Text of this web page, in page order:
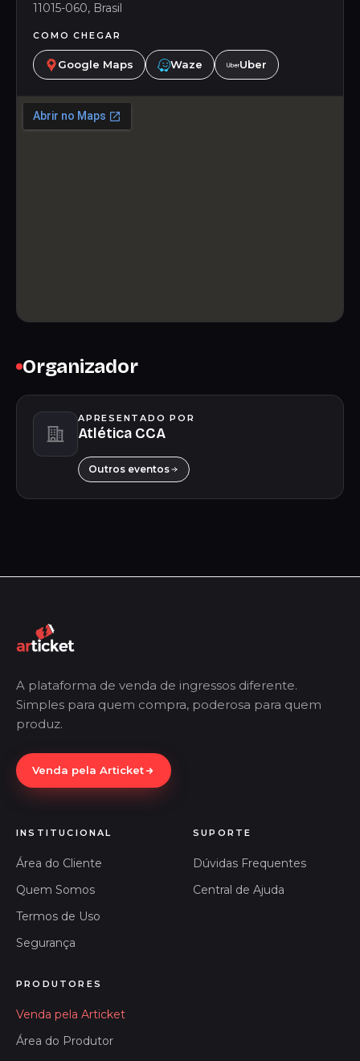
11015-060, Brasil
COMO CHEGAR
Google Maps Waze Uber
Organizador
APRESENTADO POR
Atlética CCA
Outros eventos
A plataforma de venda de ingressos diferente.
Simples para quem compra, poderosa para quem
produz.
Venda pela Articket
INSTITUCIONAL
Área do Cliente
Quem Somos
Termos de Uso
Segurança
SUPORTE
Dúvidas Frequentes
Central de Ajuda
PRODUTORES
Venda pela Articket
Área do Produtor